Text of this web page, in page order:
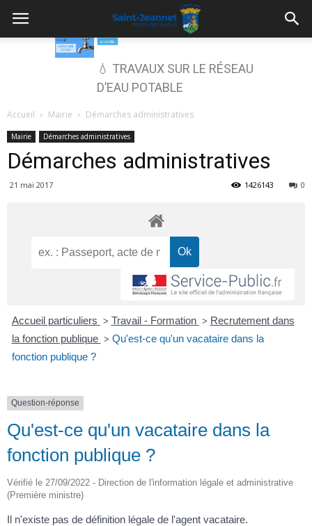
💧 TRAVAUX SUR LE RÉSEAU
D’EAU POTABLE
Accueil Mairie Démarches administratives
Mairie Démarches administratives
Démarches administratives
21 mai 2017 0
1426143
Accueil particuliers > Travail - Formation > Recrutement dans
la fonction publique > Qu'est-ce qu'un vacataire dans la
fonction publique ?
Question-réponse
Qu'est-ce qu'un vacataire dans la
fonction publique ?
Vérifié le 27/09/2022 - Direction de l'information légale et administrative
(Première ministre)
Il n'existe pas de définition légale de l'agent vacataire.